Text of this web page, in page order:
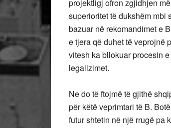
projektligj ofron zgjidhjen
superioritet të dukshëm mbi
bazuar në rekomandimet e
e tjera që duhet të veprojnë
vitesh ka bllokuar procesin
legalizimet.
Ne do të ftojmë të gjithë
për këtë veprimtari të B.
futur shtetin në një rrugë pa